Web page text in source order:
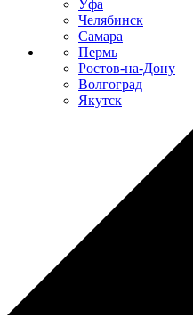
Уфа
Челябинск
Самара
Пермь
Ростов-на-Дону
Волгоград
Якутск